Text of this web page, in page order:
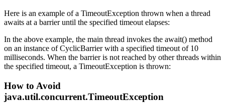
Here is an example of a TimeoutException thrown when a thread
awaits at a barrier until the specified timeout elapses:
In the above example, the main thread invokes the await() method
on an instance of CyclicBarrier with a specified timeout of 10
milliseconds. When the barrier is not reached by other threads within
the specified timeout, a TimeoutException is thrown:
How to Avoid
java.util.concurrent.TimeoutException